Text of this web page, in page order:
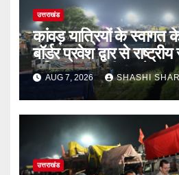
उत्तराखंड
कांवड़ यात्रियों के स्वागत
बॉर्डर प्रवेश द्वार से
गई रंगीन एलईडी लाइटें
AUG 7, 2026 SHASHI
उत्तराखंड